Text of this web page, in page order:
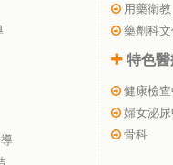
用藥衛教
藥劑科
特色
健康檢
婦女泌
骨科